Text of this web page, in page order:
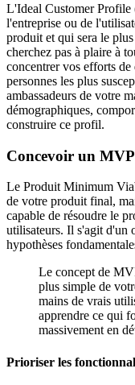
L'Ideal Customer Profile
l'entreprise ou de
produit et qui sera le
cherchez pas à plaire à
concentrer vos efforts
personnes les plus
ambassadeurs de votre
démographiques,
construire ce profil.
Concevoir un
Le Produit Minimum
de votre produit final,
capable de résoudre le
utilisateurs. Il s'agit d'un
hypothèses
Le concept de
plus simple de
mains de vrais
apprendre ce qui
massivement en
Prioriser les